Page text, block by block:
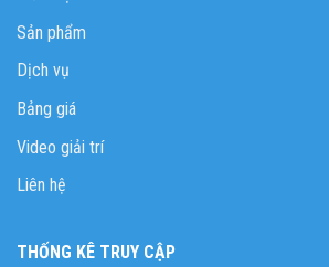
Sản phẩm
Dịch vụ
Bảng giá
Video giải trí
Liên hệ
THỐNG KÊ TRUY CẬP